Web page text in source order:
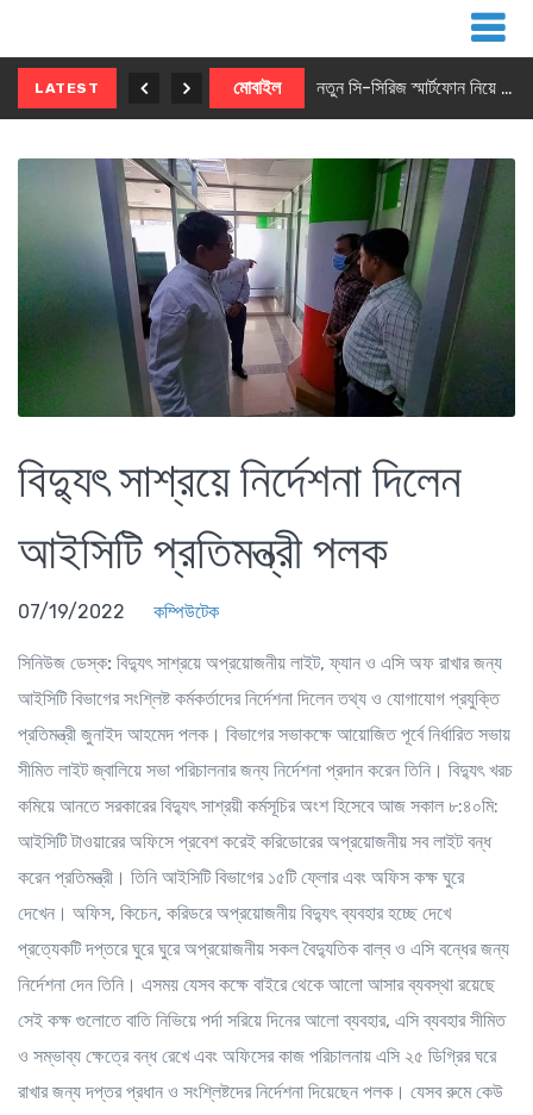
LATEST মোবাইল নতুন সি-সিরিজ স্মার্টফোন নিয়ে আসছে রিয়েলমি
বিদ্যুৎ সাশ্রয়ে নির্দেশনা দিলেন
আইসিটি প্রতিমন্ত্রী পলক
07/19/2022 কম্পিউটেক
সিনিউজ ডেস্ক: বিদ্যুৎ সাশ্রয়ে অপ্রয়োজনীয় লাইট, ফ্যান ও এসি অফ রাখার জন্য
আইসিটি বিভাগের সংশ্লিষ্ট কর্মকর্তাদের নির্দেশনা দিলেন তথ্য ও যোগাযোগ প্রযুক্তি
প্রতিমন্ত্রী জুনাইদ আহমেদ পলক। বিভাগের সভাকক্ষে আয়োজিত পূর্বে নির্ধারিত সভায়
সীমিত লাইট জ্বালিয়ে সভা পরিচালনার জন্য নির্দেশনা প্রদান করেন তিনি। বিদ্যুৎ খরচ
কমিয়ে আনতে সরকারের বিদ্যুৎ সাশ্রয়ী কর্মসূচির অংশ হিসেবে আজ সকাল ৮:৪০মি:
আইসিটি টাওয়ারের অফিসে প্রবেশ করেই করিডোরের অপ্রয়োজনীয় সব লাইট বন্ধ
করেন প্রতিমন্ত্রী। তিনি আইসিটি বিভাগের ১৫টি ফ্লোর এবং অফিস কক্ষ ঘুরে
দেখেন। অফিস, কিচেন, করিডরে অপ্রয়োজনীয় বিদ্যুৎ ব্যবহার হচ্ছে দেখে
প্রত্যেকটি দপ্তরে ঘুরে ঘুরে অপ্রয়োজনীয় সকল বৈদ্যুতিক বাল্ব ও এসি বন্ধের জন্য
নির্দেশনা দেন তিনি। এসময় যেসব কক্ষে বাইরে থেকে আলো আসার ব্যবস্থা রয়েছে
সেই কক্ষ গুলোতে বাতি নিভিয়ে পর্দা সরিয়ে দিনের আলো ব্যবহার, এসি ব্যবহার সীমিত
ও সম্ভাব্য ক্ষেত্রে বন্ধ রেখে এবং অফিসের কাজ পরিচালনায় এসি ২৫ ডিগ্রির ঘরে
রাখার জন্য দপ্তর প্রধান ও সংশ্লিষ্টদের নির্দেশনা দিয়েছেন পলক। যেসব রুমে কেউ